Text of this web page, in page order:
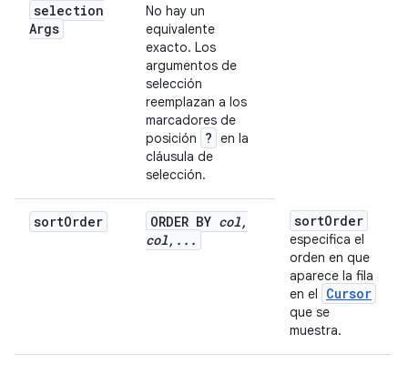
selection
Args
No hay un
equivalente
exacto. Los
argumentos de
selección
reemplazan a los
marcadores de
posición
? en la
cláusula de
selección.
sortOrder ORDER BY col,
col, . . .
sortOrder
especifica el
orden en que
aparece la fila
en el
Cursor
que se
muestra.